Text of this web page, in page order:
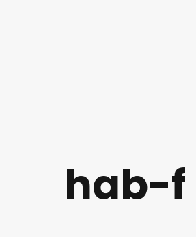
hab-f